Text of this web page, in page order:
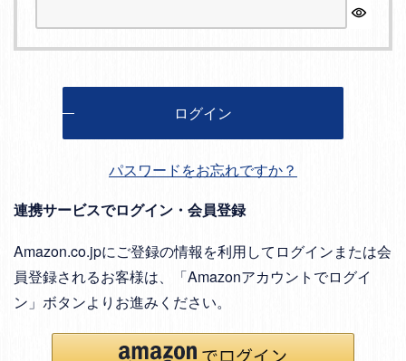
ログイン
パスワードをお忘れですか？
連携サービスでログイン・会員登録
Amazon.co.jpにご登録の情報を利用してログインまたは会
員登録されるお客様は、「Amazonアカウントでログイ
ン」ボタンよりお進みください。